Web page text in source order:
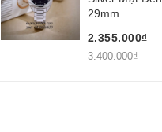
29mm
2.355.000₫
3.400.000₫